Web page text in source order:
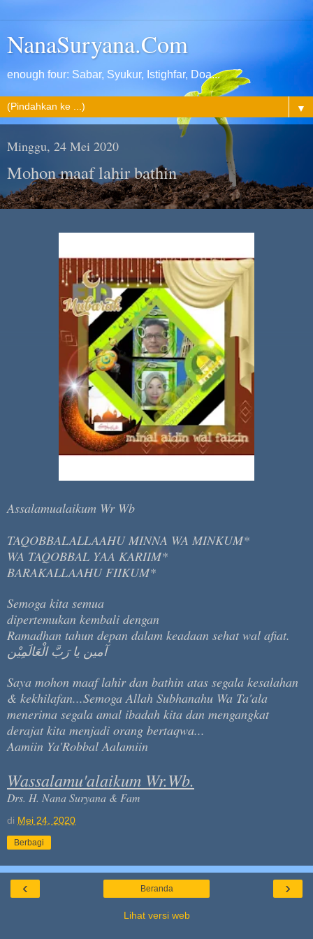
NanaSuryana.Com
enough four: Sabar, Syukur, Istighfar, Doa...
▼
Minggu, 24 Mei 2020
Mohon maaf lahir bathin
Assalamualaikum Wr Wb
TAQOBBALALLAAHU MINNA WA MINKUM*
WA TAQOBBAL YAA KARIIM*
BARAKALLAAHU FIIKUM*
Semoga kita semua
dipertemukan kembali dengan
Ramadhan tahun depan dalam keadaan sehat wal afiat.
آمين يا رَبَّ الْعَالَمِيْن
Saya mohon maaf lahir dan bathin atas segala kesalahan
& kekhilafan...Semoga Allah Subhanahu Wa Ta'ala
menerima segala amal ibadah kita dan mengangkat
derajat kita menjadi orang bertaqwa...
Aamiin Ya'Robbal Aalamiin
Wassalamu'alaikum Wr.Wb.
Drs. H. Nana Suryana & Fam
di Mei 24, 2020
Berbagi
‹ ›
Beranda
Lihat versi web